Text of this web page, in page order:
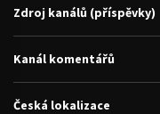
Zdroj kanálů (příspěvky)
Kanál komentářů
Česká lokalizace